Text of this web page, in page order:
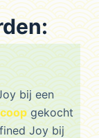
bij een
gekocht
Joy bij